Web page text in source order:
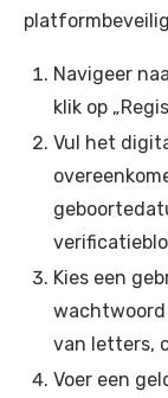
Navigeer
klik op
Vul het
Kies een
wachtwoord
van letters,
Voer een